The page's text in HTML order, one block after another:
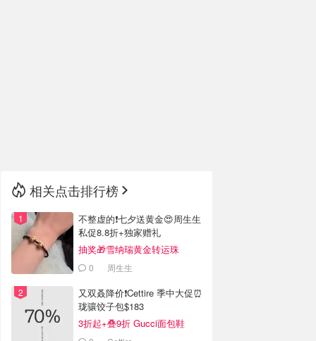
相关点击排行榜
不整虚的❗️七夕送黄金😍周生生
私促8.8折+独家赠礼
抽奖🎁雪纳瑞黄金转运珠
0 周生生
又双叒降价❗️Cettire 季中大促⏰
珑骧饺子包$183
3折起+叠9折 Gucci面包鞋
$991